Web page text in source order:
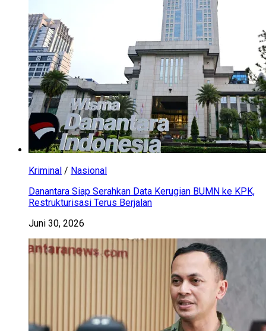
Kriminal / Nasional
Danantara Siap Serahkan Data Kerugian BUMN ke KPK,
Restrukturisasi Terus Berjalan
Juni 30, 2026